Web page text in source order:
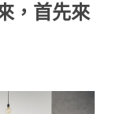
，首先來